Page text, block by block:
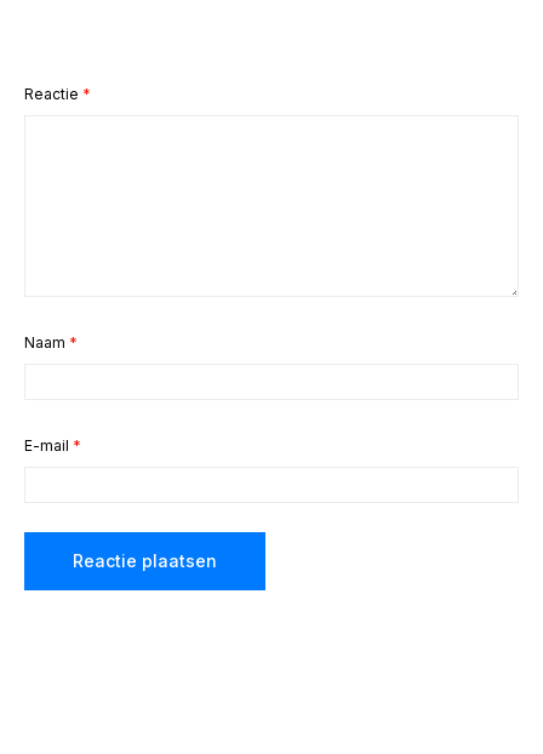
Reactie *
Naam *
E-mail *